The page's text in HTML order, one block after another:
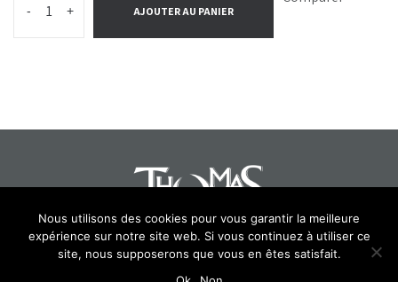
- + AJOUTER AU PANIER
Select at least 2 products
Nous utilisons des cookies pour vous garantir la meilleure
expérience sur notre site web. Si vous continuez à utiliser ce
site, nous supposerons que vous en êtes satisfait.